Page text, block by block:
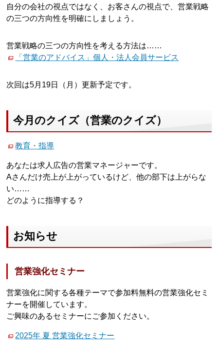
自分の会社の視点ではなく、お客さんの視点で、営業戦略
の三つの方向性を明確にしましょう。
営業戦略の三つの方向性を考える方法は……
「営業のアドバイス」個人・法人会員サービス
次回は5月19日（月）更新予定です。
今月のクイズ（営業のクイズ）
教育・指導
あなたは求人広告の営業マネージャーです。
Aさんだけ売上が上がっているけど、他の部下は上がらな
い……
どのように指導する？
お知らせ
営業強化セミナー
営業強化に関する各種テーマで参加料無料の営業強化セミ
ナーを開催しています。
ご興味のあるセミナーにご参加ください。
2025年 夏 営業強化セミナー